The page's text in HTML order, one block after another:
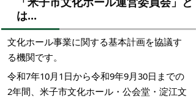
は…
文化ホール事業に関する基本計画を協議す
る機関です。
令和7年10月1日から令和9年9月30日までの
2年間、米子市文化ホール・公会堂・淀江文